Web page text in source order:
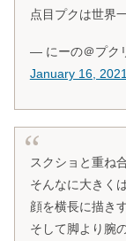
点目プクは世界
— にーの＠プク
January 16, 2021
スクショと重ね
そんなに大きく
顔を横長に描き
そして脚より腕